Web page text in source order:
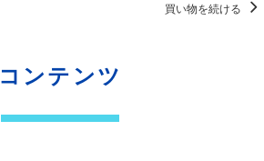
買い物を続ける
コンテンツ